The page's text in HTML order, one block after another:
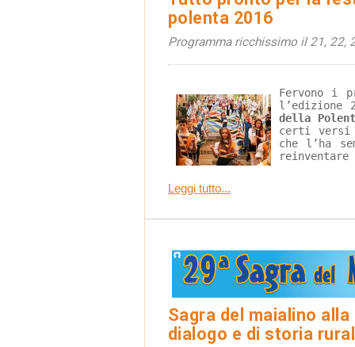
polenta 2016
Programma ricchissimo il 21, 22,
Fervono i
l’edizione
della
certi versi
che l’ha
Leggi tutto...
Sagra del maialino
dialogo e di storia